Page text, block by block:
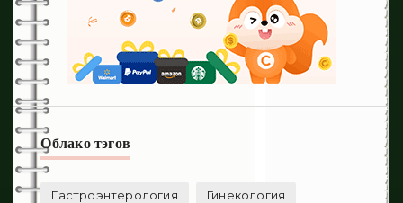
Облако тэгов
Гастроэнтерология Гинекология